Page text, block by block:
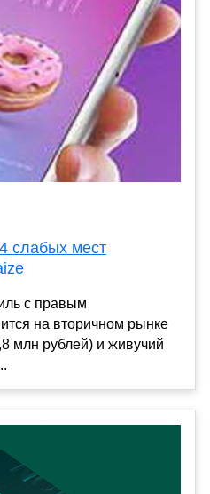
слабых мест
с правым
на вторичном рынке
млн рублей) и живучий